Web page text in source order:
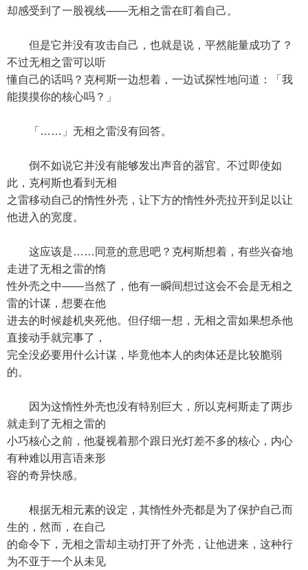
却感受到了一股视线——无相之雷在盯着自己。
但是它并没有攻击自己，也就是说，平然能量成功了？
不过无相之雷可以听
懂自己的话吗？克柯斯一边想着，一边试探性地问道：「我
能摸摸你的核心吗？」
「……」无相之雷没有回答。
倒不如说它并没有能够发出声音的器官。不过即使如
此，克柯斯也看到无相
之雷移动自己的惰性外壳，让下方的惰性外壳拉开到足以让
他进入的宽度。
这应该是……同意的意思吧？克柯斯想着，有些兴奋地
走进了无相之雷的惰
性外壳之中——当然了，他有一瞬间想过这会不会是无相之
雷的计谋，想要在他
进去的时候趁机夹死他。但仔细一想，无相之雷如果想杀他
直接动手就完事了，
完全没必要用什么计谋，毕竟他本人的肉体还是比较脆弱
的。
因为这惰性外壳也没有特别巨大，所以克柯斯走了两步
就走到了无相之雷的
小巧核心之前，他凝视着那个跟日光灯差不多的核心，内心
有种难以用言语来形
容的奇异快感。
根据无相元素的设定，其惰性外壳都是为了保护自己而
生的，然而，在自己
的命令下，无相之雷却主动打开了外壳，让他进来，这种行
为不亚于一个从未见